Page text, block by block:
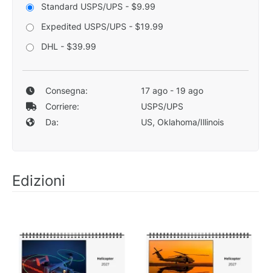
Standard USPS/UPS - $9.99
Expedited USPS/UPS - $19.99
DHL - $39.99
Consegna:
17 ago - 19 ago
Corriere:
USPS/UPS
Da:
US, Oklahoma/Illinois
Edizioni